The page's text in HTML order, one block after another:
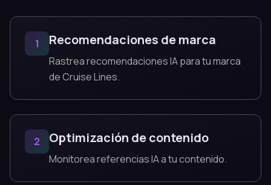
1 Recomendaciones de marca
Rastrea recomendaciones IA para tu marca
de Cruise Lines.
2 Optimización de contenido
Monitorea referencias IA a tu contenido.